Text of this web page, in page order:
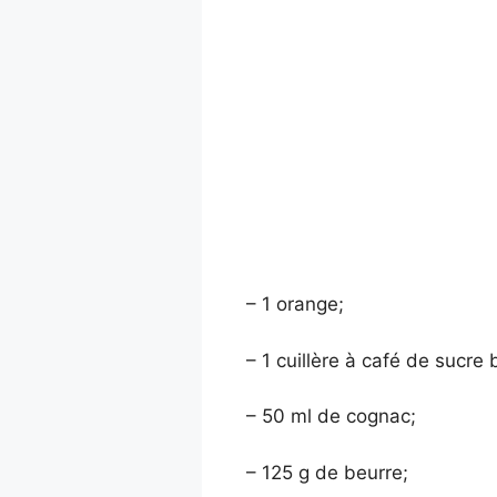
– 1 orange;
– 1 cuillère à café de sucre
– 50 ml de cognac;
– 125 g de beurre;